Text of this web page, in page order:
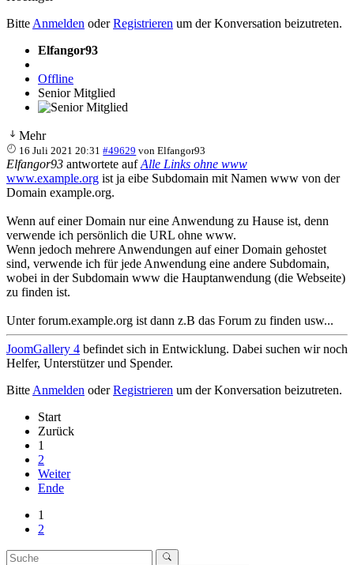
Bitte Anmelden oderRegistrieren um der Konversation beizutreten.
Elfangor93
Offline
Senior Mitglied
Mehr
16 Juli 2021 20:31 #49629 vonElfangor93
Elfangor93 antwortete aufAlle Links ohne www
www.example.org ist ja eibe Subdomain mit Namen www von der
Domain example.org.
Wenn auf einer Domain nur eine Anwendung zu Hause ist, denn
verwende ich persönlich die URL ohne www.
Wenn jedoch mehrere Anwendungen auf einer Domain gehostet
sind, verwende ich für jede Anwendung eine andere Subdomain,
wobei in der Subdomain www die Hauptanwendung (die Webseite)
zu finden ist.
Unter forum.example.org ist dann z.B das Forum zu finden usw...
JoomGallery 4 befindet sich in Entwicklung. Dabei suchen wir noch
Helfer, Unterstützer und Spender.
Bitte Anmelden oderRegistrieren um der Konversation beizutreten.
Start
Zurück
1
2
Weiter
Ende
1
2